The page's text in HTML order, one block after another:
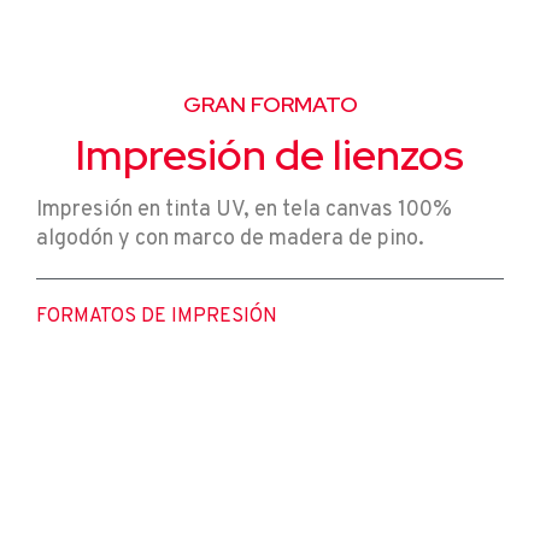
GRAN FORMATO
Impresión de lienzos
Impresión en tinta UV, en tela canvas 100%
algodón y con marco de madera de pino.
FORMATOS DE IMPRESIÓN